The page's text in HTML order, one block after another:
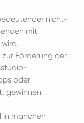
nicht-
mit
Förderung der
oder
gewinnen
in manchen